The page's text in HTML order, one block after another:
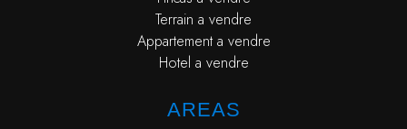
Terrain a vendre
Appartement a vendre
Hotel a vendre
AREAS